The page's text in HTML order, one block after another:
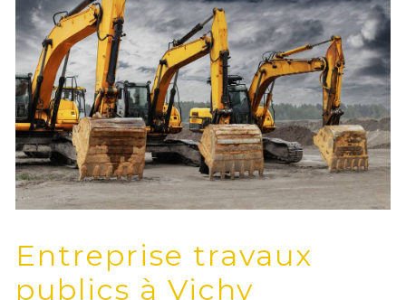
Entreprise travaux
publics à Vichy